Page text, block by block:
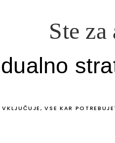
Ste
VSE KAR